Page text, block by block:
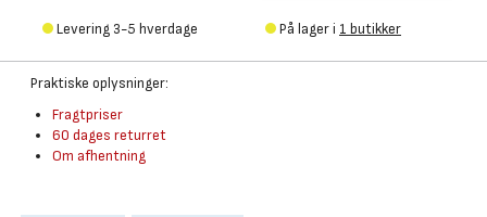
Levering 3-5 hverdage På lager i 1 butikker
Praktiske oplysninger:
Fragtpriser
60 dages returret
Om afhentning